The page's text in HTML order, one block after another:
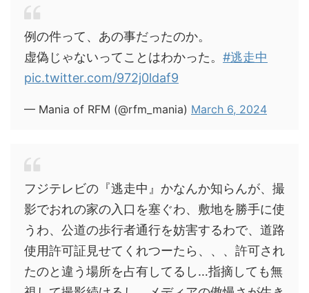
例の件って、あの事だったのか。
虚偽じゃないってことはわかった。 #逃走中
pic.twitter.com/972j0ldaf9
— Mania of RFM (@rfm_mania) March 6, 2024
フジテレビの『逃走中』かなんか知らんが、撮
影でおれの家の入口を塞ぐわ、敷地を勝手に使
うわ、公道の歩行者通行を妨害するわで、道路
使用許可証見せてくれつーたら、、、許可され
たのと違う場所を占有してるし…指摘しても無